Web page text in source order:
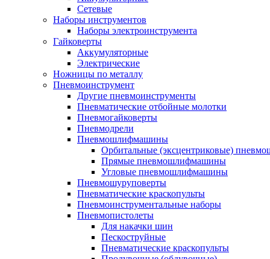
Сетевые
Наборы инструментов
Наборы электроинструмента
Гайковерты
Аккумуляторные
Электрические
Ножницы по металлу
Пневмоинструмент
Другие пневмоинструменты
Пневматические отбойные молотки
Пневмогайковерты
Пневмодрели
Пневмошлифмашины
Орбитальные (эксцентриковые)
Прямые пневмошлифмашины
Угловые пневмошлифмашины
Пневмошуруповерты
Пневматические краскопульты
Пневмоинструментальные наборы
Пневмопистолеты
Для накачки шин
Пескоструйные
Пневматические краскопульты